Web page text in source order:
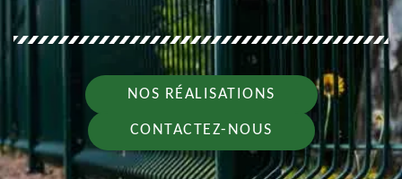
NOS RÉALISATIONS
CONTACTEZ-NOUS